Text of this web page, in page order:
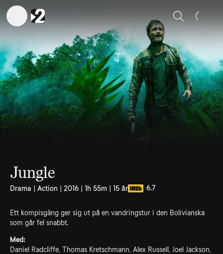
Sök
Jungle
Drama | Action | 2016 | 1h 55m | 15 år 6.7
Ett kompisgäng ger sig ut på en vandringstur i den Bolivianska
som går fel snabbt.
Med:
Daniel Radcliffe, Thomas Kretschmann, Alex Russell, Joel Jackson,